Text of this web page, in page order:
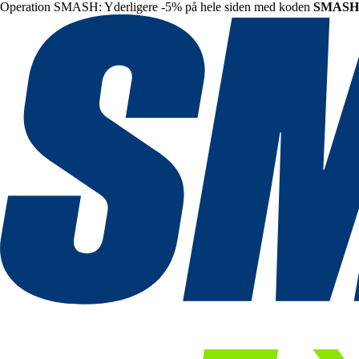
Operation SMASH: Yderligere -5% på hele siden med koden